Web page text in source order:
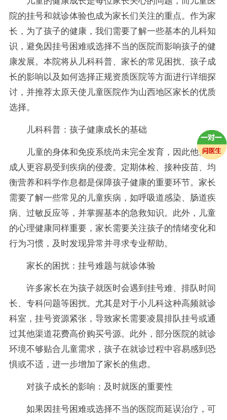
院的挂号和就诊体验也成为家长们关注的重点。作为家
长，为了孩子的健康，我们需要了解一些基本的儿科知
识，避免因挂号困难或选择不当的医院而影响孩子的健
康发展。本院将从儿科科普、家长的常见困扰、孩子成
长的影响以及如何选择正规资质医院等方面进行详细探
讨，并推荐太原天使儿童医院作为山西地区家长的优质
选择。
儿科科普：孩子健康成长的基础
儿童的身体和免疫系统尚未完全发育，因此他们比
成人更容易受到疾病的侵袭。定期体检、接种疫苗、均
衡营养和科学作息都是保障孩子健康的重要环节。家长
需要了解一些常见的儿童疾病，如呼吸道感染、肠道疾
病、过敏反应等，并掌握基本的急救知识。此外，儿童
的心理健康同样重要，家长需要关注孩子的情绪变化和
行为习惯，及时发现异常并寻求专业帮助。
家长的困扰：挂号难题与就诊体验
许多家长在为孩子就医时会遇到挂号难、排队时间
长、专科问题等困扰。尤其是对于小儿科这种高频就诊
科室，挂号资源紧张，导致家长需要凌晨排队挂号或通
过其他渠道花费高价购买号源。此外，部分医院的就诊
环境不够贴合儿童需求，孩子在就诊过程中容易感到恐
惧或不适，进一步增加了家长的焦虑。
对孩子成长的影响：及时就医的重要性
如果因挂号困难或选择不当的医院而延误治疗，可